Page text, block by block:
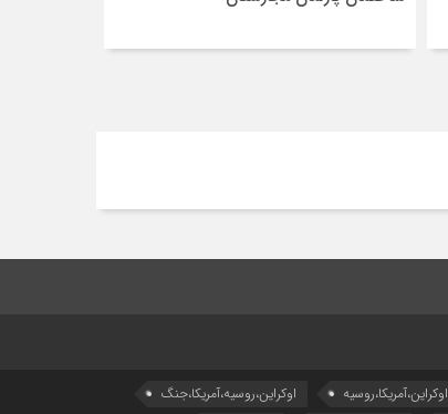
اوکراین،آمریکا،روسیه
اوکراین،روسیه،آمریکا،جنگ